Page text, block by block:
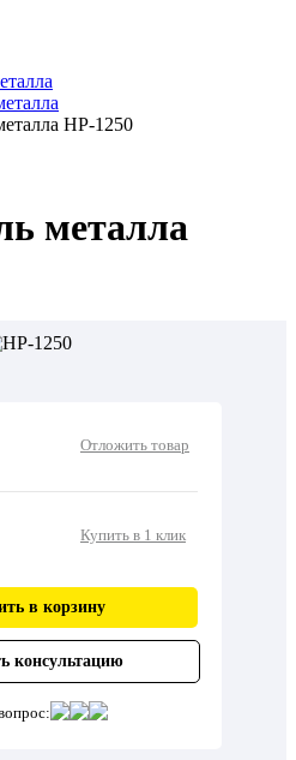
НР-1250
металла
Отложить товар
Купить в 1 клик
в корзину
консультацию